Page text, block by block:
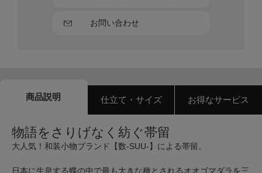
お問い合わせ
商品説明 仕立て・サイズ お得なサービス
物語をさりげなく紡ぐ帯留
大人気！和装小物ブランド【数-SUU-】による帯留。
日本に生息する蝶の中で最も大きな種とされるオオゴマダラを三